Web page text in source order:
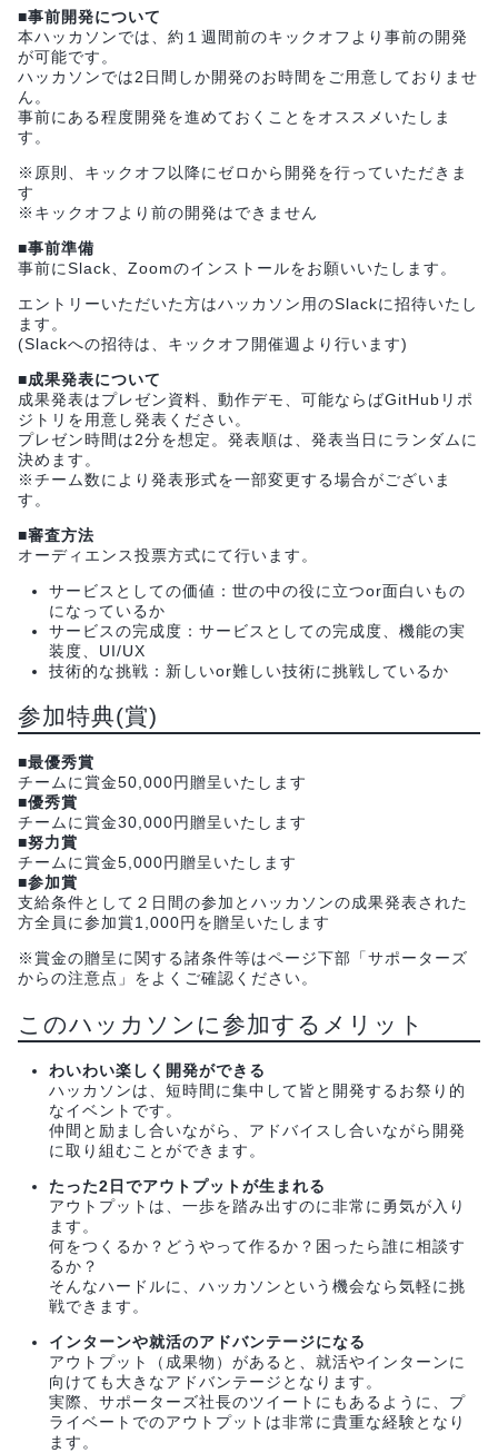
■事前開発について
本ハッカソンでは、約１週間前のキックオフより事前の開発
が可能です。
ハッカソンでは2日間しか開発のお時間をご用意しておりませ
ん。
事前にある程度開発を進めておくことをオススメいたしま
す。
※原則、キックオフ以降にゼロから開発を行っていただきま
す
※キックオフより前の開発はできません
■事前準備
事前にSlack、Zoomのインストールをお願いいたします。
エントリーいただいた方はハッカソン用のSlackに招待いたし
ます。
(Slackへの招待は、キックオフ開催週より行います)
■成果発表について
成果発表はプレゼン資料、動作デモ、可能ならばGitHubリポ
ジトリを用意し発表ください。
プレゼン時間は2分を想定。発表順は、発表当日にランダムに
決めます。
※チーム数により発表形式を一部変更する場合がございま
す。
■審査方法
オーディエンス投票方式にて行います。
サービスとしての価値：世の中の役に立つor面白いもの
になっているか
サービスの完成度：サービスとしての完成度、機能の実
装度、UI/UX
技術的な挑戦：新しいor難しい技術に挑戦しているか
参加特典(賞)
■最優秀賞
チームに賞金50,000円贈呈いたします
■優秀賞
チームに賞金30,000円贈呈いたします
■努力賞
チームに賞金5,000円贈呈いたします
■参加賞
支給条件として２日間の参加とハッカソンの成果発表された
方全員に参加賞1,000円を贈呈いたします
※賞金の贈呈に関する諸条件等はページ下部「サポーターズ
からの注意点」をよくご確認ください。
このハッカソンに参加するメリット
わいわい楽しく開発ができる
ハッカソンは、短時間に集中して皆と開発するお祭り的
なイベントです。
仲間と励まし合いながら、アドバイスし合いながら開発
に取り組むことができます。
たった2日でアウトプットが生まれる
アウトプットは、一歩を踏み出すのに非常に勇気が入り
ます。
何をつくるか？どうやって作るか？困ったら誰に相談す
るか？
そんなハードルに、ハッカソンという機会なら気軽に挑
戦できます。
インターンや就活のアドバンテージになる
アウトプット（成果物）があると、就活やインターンに
向けても大きなアドバンテージとなります。
実際、サポーターズ社長のツイートにもあるように、プ
ライベートでのアウトプットは非常に貴重な経験となり
ます。